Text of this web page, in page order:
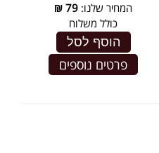
המחיר שלנו: 79
₪
כולל משלוח
הוסף לסל
פרטים נוספים